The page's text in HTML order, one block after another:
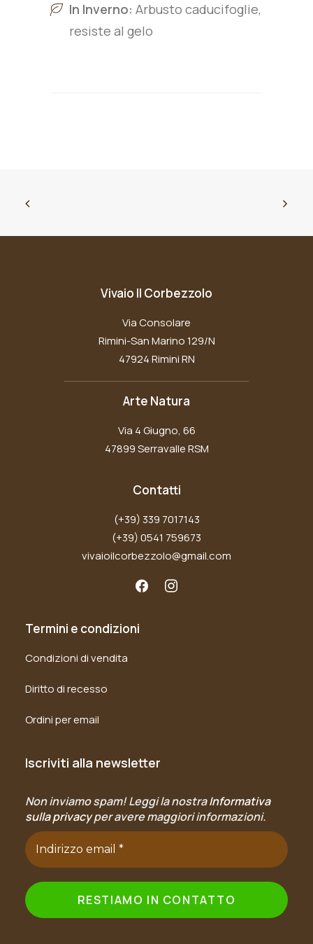
In Inverno: Arbusto caducifoglie,
resiste al gelo
Vivaio Il Corbezzolo
Via Consolare
Rimini-San Marino 129/N
47924 Rimini RN
Arte Natura
Via 4 Giugno, 66
47899 Serravalle RSM
Contatti
(+39) 339 7017143
(+39) 0541 759673
vivaioilcorbezzolo@gmail.com
Termini e condizioni
Condizioni di vendita
Diritto di recesso
Ordini per email
Iscriviti alla newsletter
Non inviamo spam! Leggi la nostraInformativa
sulla privacyper avere maggiori informazioni.